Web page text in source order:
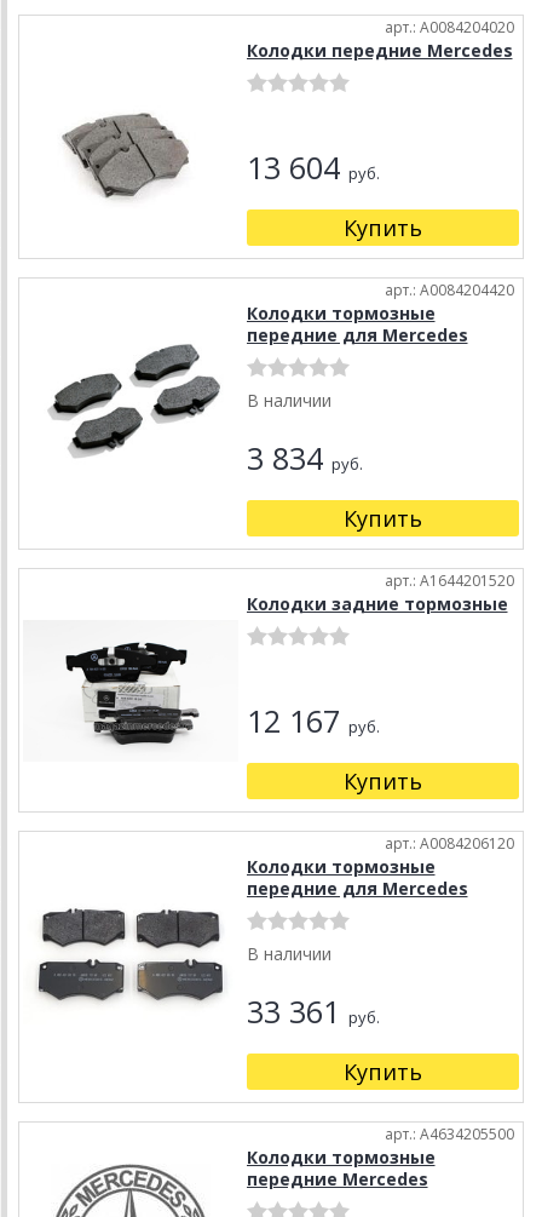
арт.: A0084204020
Колодки передние Mercedes
13 604 руб.
Купить
арт.: A0084204420
Колодки тормозные
передние для Mercedes
В наличии
3 834 руб.
Купить
арт.: A1644201520
Колодки задние тормозные
12 167 руб.
Купить
арт.: A0084206120
Колодки тормозные
передние для Mercedes
В наличии
33 361 руб.
Купить
арт.: A4634205500
Колодки тормозные
передние Mercedes